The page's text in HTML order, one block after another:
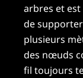
arbres et
de
plusieurs
des nœuds
fil toujours